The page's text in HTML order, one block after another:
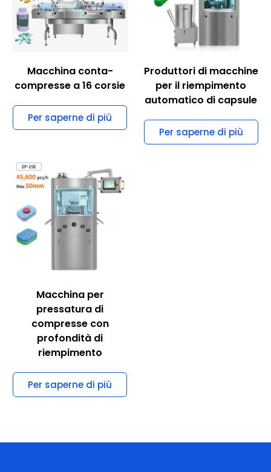
Macchina conta-
compresse a 16 corsie
Per saperne di più
Produttori di macchine
per il riempimento
automatico di capsule
Per saperne di più
Macchina per
pressatura di
compresse con
profondità di
riempimento
Per saperne di più